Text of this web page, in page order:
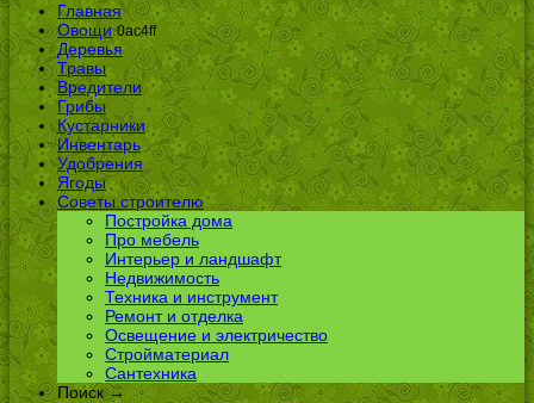
Главная
Овощи 0ac4ff
Деревья
Травы
Вредители
Грибы
Кустарники
Инвентарь
Удобрения
Ягоды
Советы строителю
Постройка дома
Про мебель
Интерьер и ландшафт
Недвижимость
Техника и инструмент
Ремонт и отделка
Освещение и электричество
Стройматериал
Сантехника
Поиск →